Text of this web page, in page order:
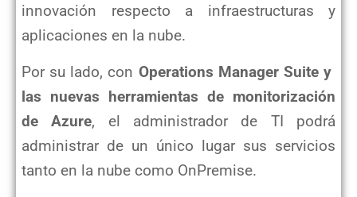
innovación respecto a infraestructuras y
aplicaciones en la nube.
Por su lado, con Operations Manager Suite y
las nuevas herramientas de monitorización
de Azure, el administrador de TI podrá
administrar de un único lugar sus servicios
tanto en la nube como OnPremise.